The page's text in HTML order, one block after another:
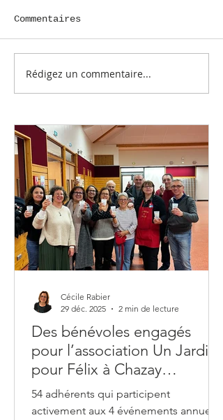
Un porte bouteille
Commentaires
Rédigez un commentaire...
Des bénévoles engagés
pour l’association Un Jardin
pour Félix à Chazay
d’Azergues.
54 adhérents qui participent
activement aux 4 événements annuels
Cécile Rabier
29 déc. 2025
2 min de lecture